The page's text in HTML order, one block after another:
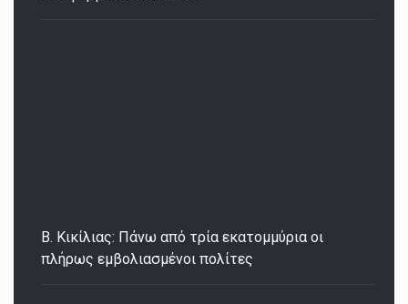
Β. Κικίλιας: Πάνω από τρία εκατομμύρια οι
πλήρως εμβολιασμένοι πολίτες